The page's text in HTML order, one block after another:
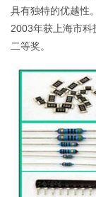
具有独特的优越性
2003年获上海市
二等奖。